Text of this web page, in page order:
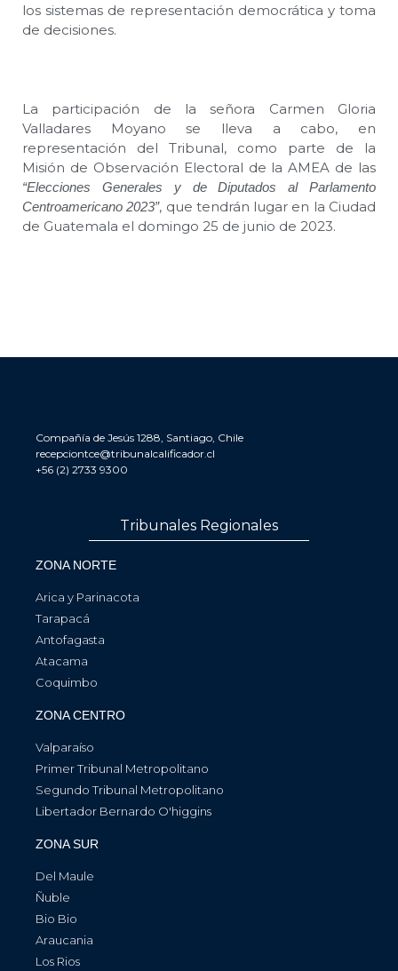
los sistemas de representación democrática y toma
de decisiones.
La participación de la señora Carmen Gloria
Valladares Moyano se lleva a cabo, en
representación del Tribunal, como parte de la
Misión de Observación Electoral de la AMEA de las
“Elecciones Generales y de Diputados al Parlamento
Centroamericano 2023”, que tendrán lugar en la Ciudad
de Guatemala el domingo 25 de junio de 2023.
Compañía de Jesús 1288, Santiago, Chile
recepciontce@tribunalcalificador.cl
+56 (2) 2733 9300
Tribunales Regionales
ZONA NORTE
Arica y Parinacota
Tarapacá
Antofagasta
Atacama
Coquimbo
ZONA CENTRO
Valparaíso
Primer Tribunal Metropolitano
Segundo Tribunal Metropolitano
Libertador Bernardo O'higgins
ZONA SUR
Del Maule
Ñuble
Bio Bio
Araucania
Los Rios